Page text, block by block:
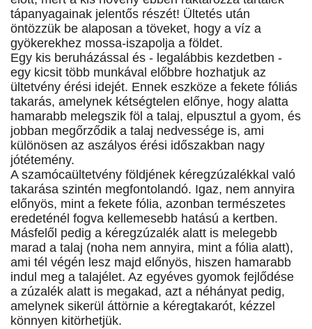
tápanyagainak jelentős részét! Ültetés után
öntözzük be alaposan a töveket, hogy a víz a
gyökerekhez mossa-iszapolja a földet.
Egy kis beruházással és - legalábbis kezdetben -
egy kicsit több munkával előbbre hozhatjuk az
ültetvény érési idejét. Ennek eszköze a fekete fóliás
takarás, amelynek kétségtelen előnye, hogy alatta
hamarabb melegszik föl a talaj, elpusztul a gyom, és
jobban megőrződik a talaj nedvessége is, ami
különösen az aszályos érési időszakban nagy
jótétemény.
A szamócaültetvény földjének kéregzúzalékkal való
takarása szintén megfontolandó. Igaz, nem annyira
előnyös, mint a fekete fólia, azonban természetes
eredeténél fogva kellemesebb hatású a kertben.
Másfelől pedig a kéregzúzalék alatt is melegebb
marad a talaj (noha nem annyira, mint a fólia alatt),
ami tél végén lesz majd előnyös, hiszen hamarabb
indul meg a talajélet. Az egyéves gyomok fejlődése
a zúzalék alatt is megakad, azt a néhányat pedig,
amelynek sikerül áttörnie a kéregtakarót, kézzel
könnyen kitörhetjük.